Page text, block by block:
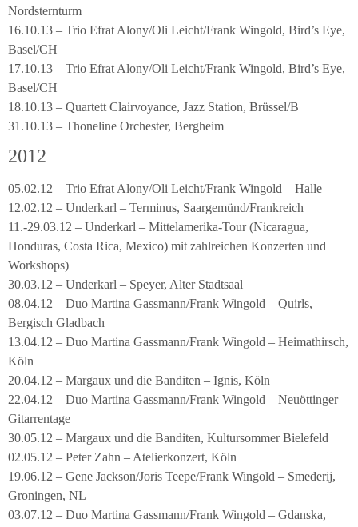
Nordsternturm
16.10.13 – Trio Efrat Alony/Oli Leicht/Frank Wingold, Bird’s Eye,
Basel/CH
17.10.13 – Trio Efrat Alony/Oli Leicht/Frank Wingold, Bird’s Eye,
Basel/CH
18.10.13 – Quartett Clairvoyance, Jazz Station, Brüssel/B
31.10.13 – Thoneline Orchester, Bergheim
2012
05.02.12 – Trio Efrat Alony/Oli Leicht/Frank Wingold – Halle
12.02.12 – Underkarl – Terminus, Saargemünd/Frankreich
11.-29.03.12 – Underkarl – Mittelamerika-Tour (Nicaragua,
Honduras, Costa Rica, Mexico) mit zahlreichen Konzerten und
Workshops)
30.03.12 – Underkarl – Speyer, Alter Stadtsaal
08.04.12 – Duo Martina Gassmann/Frank Wingold – Quirls,
Bergisch Gladbach
13.04.12 – Duo Martina Gassmann/Frank Wingold – Heimathirsch,
Köln
20.04.12 – Margaux und die Banditen – Ignis, Köln
22.04.12 – Duo Martina Gassmann/Frank Wingold – Neuöttinger
Gitarrentage
30.05.12 – Margaux und die Banditen, Kultursommer Bielefeld
02.05.12 – Peter Zahn – Atelierkonzert, Köln
19.06.12 – Gene Jackson/Joris Teepe/Frank Wingold – Smederij,
Groningen, NL
03.07.12 – Duo Martina Gassmann/Frank Wingold – Gdanska,